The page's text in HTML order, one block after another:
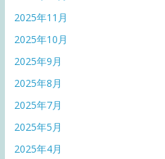
2025年11月
2025年10月
2025年9月
2025年8月
2025年7月
2025年5月
2025年4月